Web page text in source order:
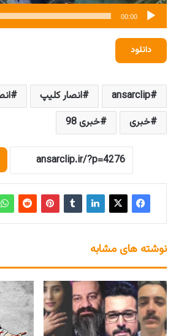
00:00
دانلود
ansarclip انصار کلیپ
خبری
خبری 98
نوشته های مشابه